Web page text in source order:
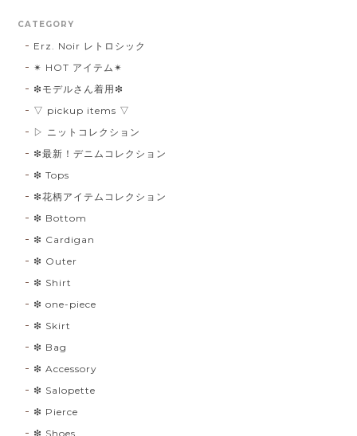
CATEGORY
Erz. Noir レトロシック
✴︎ HOT アイテム✴︎
❇︎モデルさん着用❇︎
▽ pickup items ▽
▷ ニットコレクション
❇︎最新！デニムコレクション
❇︎ Tops
❇︎花柄アイテムコレクション
❇︎ Bottom
❇︎ Cardigan
❇︎ Outer
❇︎ Shirt
❇︎ one-piece
❇︎ Skirt
❇︎ Bag
❇︎ Accessory
❇︎ Salopette
❇︎ Pierce
❇︎ Shoes